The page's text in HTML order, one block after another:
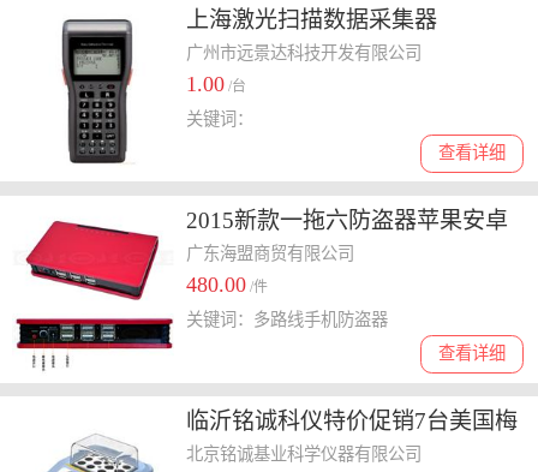
上海激光扫描数据采集器
广州市远景达科技开发有限公司
1.00 /台
查看详细
关键词：
2015新款一拖六防盗器苹果安卓
手机平板电脑体验台遥控解锁防
盗器
广东海盟商贸有限公司
480.00 /件
查看详细
关键词：多路线手机防盗器
临沂铭诚科仪特价促销7台美国梅
金赛斯MD MINI迷你金属浴
北京铭诚基业科学仪器有限公司